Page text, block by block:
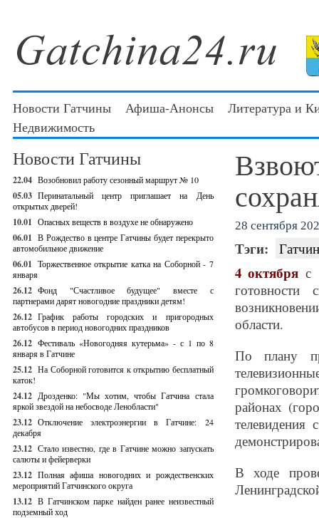
Новости Гатчины Афиша-Анонсы
Литература и
Недвижимость
Новости Гатчины
22.04 Возобновил работу сезонный маршрут № 10
05.03 Перинатальный центр приглашает на День
открытых дверей!
10.01 Опасных веществ в воздухе не обнаружено
06.01 В Рождество в центре Гатчины будет перекрыто
автомобильное движение
06.01 Торжественное открытие катка на Соборной - 7
января
26.12 Фонд "Счастливое будущее" вместе с
партнерами дарят новогодние праздники детям!
26.12 График работы городских и пригородных
автобусов в период новогодних праздников
26.12 Фестиваль «Новогодняя кутерьма» - с 1 по 8
января в Гатчине
25.12 На Соборной готовится к открытию бесплатный
каток!
24.12 Дрозденко: "Мы хотим, чтобы Гатчина стала
яркой звездой на небосводе Ленобласти"
23.12 Отключение электроэнергии в Гатчине: 24
декабря
23.12 Стало известно, где в Гатчине можно запускать
салюты и фейерверки
23.12 Полная афиша новогодних и рождественских
мероприятий Гатчинского округа
13.12 В Гатчинском парке найден ранее неизвестный
подземный ход
28 сентября
Тэги:
4 октября с
области.
По плану
районах
В ходе